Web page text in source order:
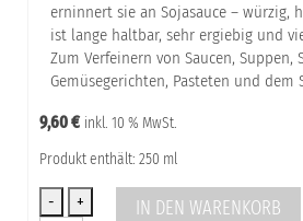
erninnert sie an Sojasauce – würzig,
ist lange haltbar, sehr ergiebig und
Zum Verfeinern von Saucen, Suppen,
Gemüsegerichten, Pasteten und dem
9,60€ inkl. 10 % MwSt.
Produkt enthält: 250 ml
IN DEN WARENKORB